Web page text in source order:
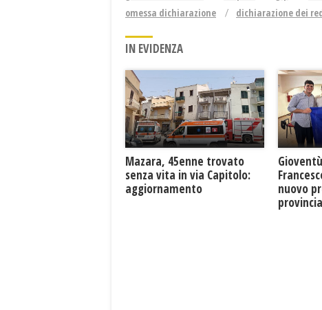
omessa dichiarazione
dichiarazione dei
IN EVIDENZA
Mazara, 45enne trovato
senza vita in via Capitolo:
aggiornamento
nuovo